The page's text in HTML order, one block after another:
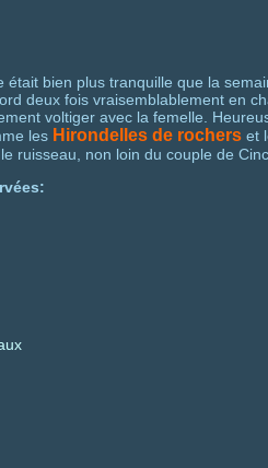
était bien plus tranquille que la
deux fois vraisemblablement en
voltiger avec la femelle.
les Hirondelles de rocherset
ruisseau, non loin du couple de